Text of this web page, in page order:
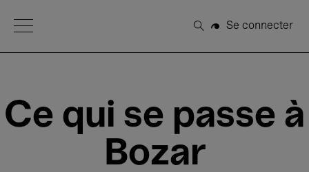
Open Menu
Rechercher
Se connecter
Ce qui se passe à
Bozar